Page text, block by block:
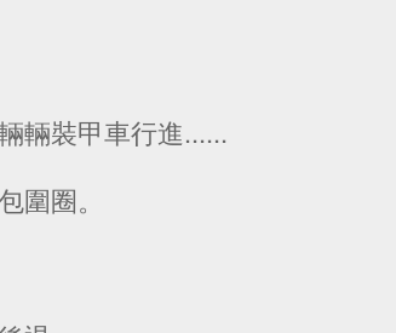
輛裝甲車行進......
圈。